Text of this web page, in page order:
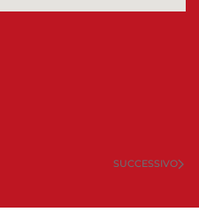
SUCCESSIVO